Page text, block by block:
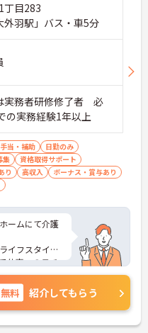
丁目283
外羽駅」バス・車5分
実務者研修修了者 必
の実務経験1年以上
当・補助
日勤のみ
集
資格取得サポート
り 高収入
ボーナス・賞与あり
ームにて介護
イフスタイル
仕事へのモチ
設を複数展開
ャンスも豊富
に勤務可能な
ちの方は、お
無料 紹介してもらう